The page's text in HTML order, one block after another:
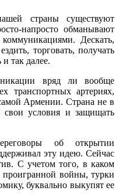
страны существуют
напросто обманывают
Дескать,
торговать, получать
и так далее.
вряд ли вообще
транспортных артериях,
Армении. Страна не в
свои условия и защищать
об открытии
эту идею. Сейчас
С учетом того, в каком
проигранной войны, турки
буквально выкупят ее